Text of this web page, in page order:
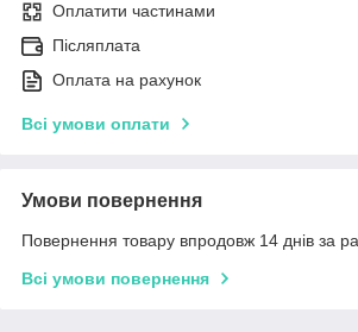
Оплатити частинами
Післяплата
Оплата на рахунок
Всі умови оплати
Умови повернення
Повернення товару впродовж 14 днів за
Всі умови повернення